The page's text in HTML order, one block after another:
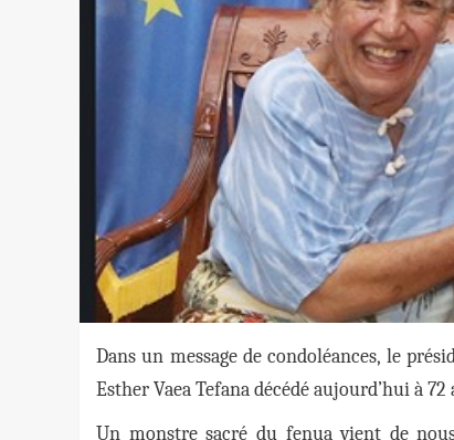
Dans un message de condoléances, le
Esther Vaea Tefana décédé aujourd’hui à 72
Un monstre sacré du fenua vient de